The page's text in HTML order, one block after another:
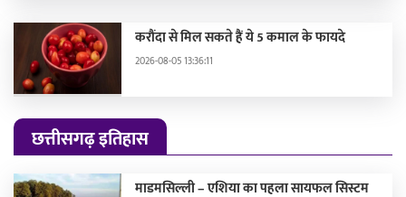
करौंदा से मिल सकते हैं ये 5 कमाल के फायदे
2026-08-05 13:36:11
छत्तीसगढ़ इतिहास
माडमसिल्ली – एशिया का पहला सायफल सिस्टम